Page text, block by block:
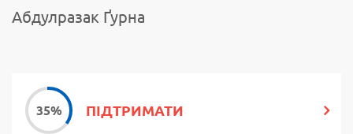
Абдулразак Ґурна
ПІДТРИМАТИ